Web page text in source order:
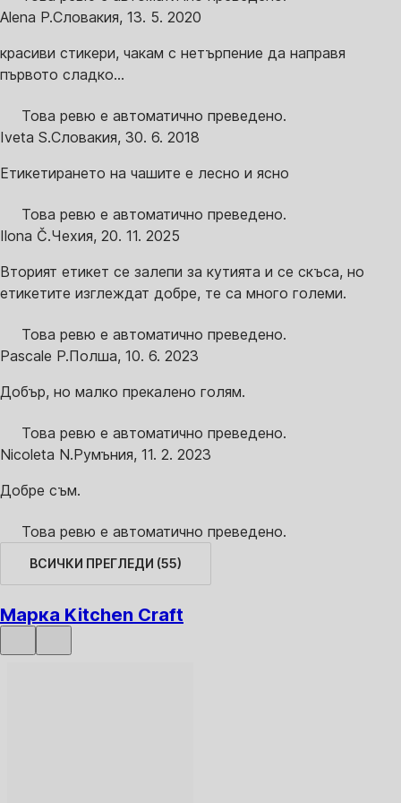
Alena P.Словакия, 13. 5. 2020
красиви стикери, чакам с нетърпение да направя
първото сладко...
Това ревю е автоматично преведено.
Iveta S.Словакия, 30. 6. 2018
Етикетирането на чашите е лесно и ясно
Това ревю е автоматично преведено.
Ilona Č.Чехия, 20. 11. 2025
Вторият етикет се залепи за кутията и се скъса, но
етикетите изглеждат добре, те са много големи.
Това ревю е автоматично преведено.
Pascale P.Полша, 10. 6. 2023
Добър, но малко прекалено голям.
Това ревю е автоматично преведено.
Nicoleta N.Румъния, 11. 2. 2023
Добре съм.
Това ревю е автоматично преведено.
ВСИЧКИ ПРЕГЛЕДИ (55)
Марка Kitchen Craft